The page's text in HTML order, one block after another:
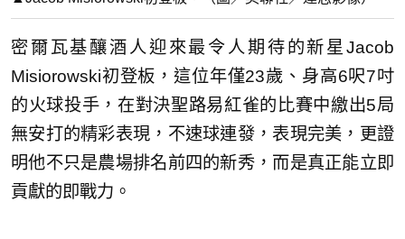
密爾瓦基釀酒人迎來最令人期待的新星Jacob
Misiorowski初登板，這位年僅23歲、身高6呎7吋
的火球投手，在對決聖路易紅雀的比賽中繳出5局
無安打的精彩表現，不速球連發，表現完美，更證
明他不只是農場排名前四的新秀，而是真正能立即
貢獻的即戰力。